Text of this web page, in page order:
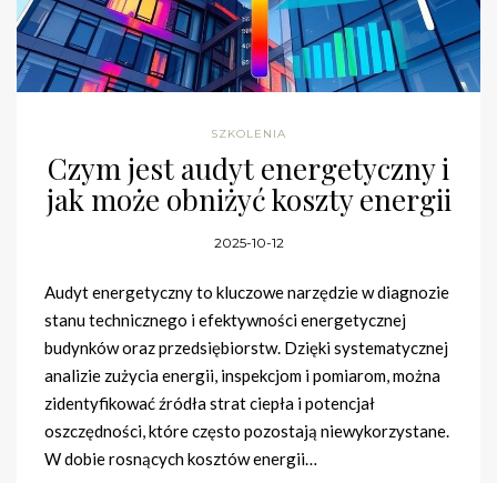
SZKOLENIA
Czym jest audyt energetyczny i
jak może obniżyć koszty energii
2025-10-12
Audyt energetyczny to kluczowe narzędzie w diagnozie
stanu technicznego i efektywności energetycznej
budynków oraz przedsiębiorstw. Dzięki systematycznej
analizie zużycia energii, inspekcjom i pomiarom, można
zidentyfikować źródła strat ciepła i potencjał
oszczędności, które często pozostają niewykorzystane.
W dobie rosnących kosztów energii…